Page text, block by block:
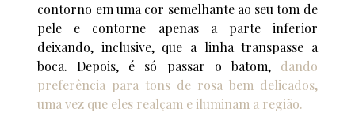
contorno em uma cor semelhante ao seu tom de
pele e contorne apenas a parte inferior
deixando, inclusive, que a linha transpasse a
boca. Depois, é só passar o batom, dando
preferência para tons de rosa bem delicados,
uma vez que eles realçam e iluminam a região.